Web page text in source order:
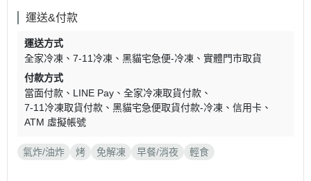
運送&付款
運送方式
全家冷凍
7-11冷凍 黑貓宅急便-冷凍
實體門市取貨
付款方式
當面付款
LINE Pay
全家冷凍取貨付款
7-11冷凍取貨付款
黑貓宅急便取貨付款-冷凍
信用卡
ATM 虛擬帳號
氣炸/油炸 烤 免解凍 早餐/消夜 輕食